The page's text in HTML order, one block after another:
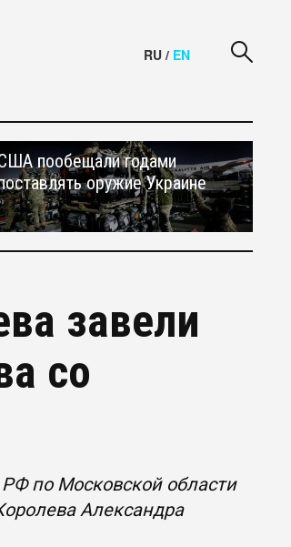
RU / EN
пообещали годами
оружие Украине
завели
со
по Московской области
Александра